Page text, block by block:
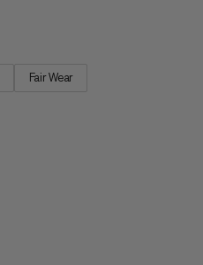
Fair Wear